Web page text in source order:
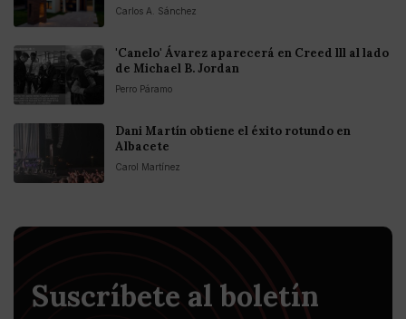
Carlos A. Sánchez
'Canelo' Ávarez aparecerá en Creed lll al lado
de Michael B. Jordan
Perro Páramo
Dani Martín obtiene el éxito rotundo en
Albacete
Carol Martínez
Suscríbete al boletín